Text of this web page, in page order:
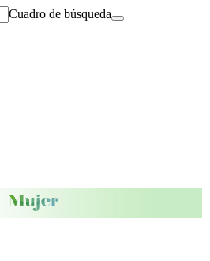
Cuadro de búsqueda